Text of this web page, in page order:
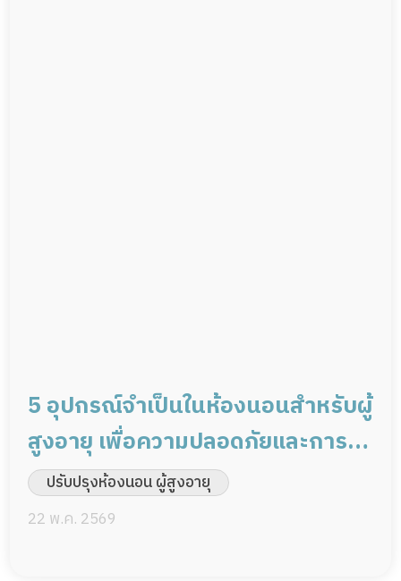
5 อุปกรณ์จำเป็นในห้องนอนสำหรับผู้
สูงอายุ เพื่อความปลอดภัยและการ
พักผ่อนที่ดี
ปรับปรุงห้องนอน ผู้สูงอายุ
22 พ.ค. 2569